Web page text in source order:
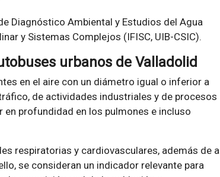
Diagnóstico Ambiental y Estudios del Agua
y Sistemas Complejos (IFISC, UIB-CSIC).
urbanos de Valladolid
en el aire con un diámetro igual o inferior a
de actividades industriales y de procesos
en profundidad en los pulmones e incluso
respiratorias y cardiovasculares, además de a
se consideran un indicador relevante para